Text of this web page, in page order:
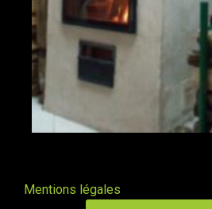
Mentions légales